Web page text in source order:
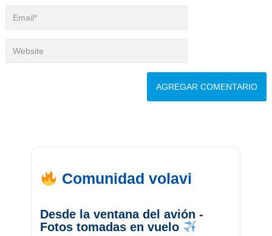
Comunidad volavi
Desde la ventana del avión -
Fotos tomadas en vuelo